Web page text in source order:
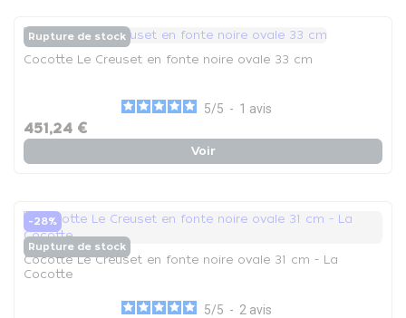
Rupture de stock
Cocotte Le Creuset en fonte noire ovale 33 cm
5/5 - 1 avis
451,24 €
Voir
-28%
Rupture de stock
Cocotte Le Creuset en fonte noire ovale 31 cm - La
Cocotte
5/5 - 2 avis